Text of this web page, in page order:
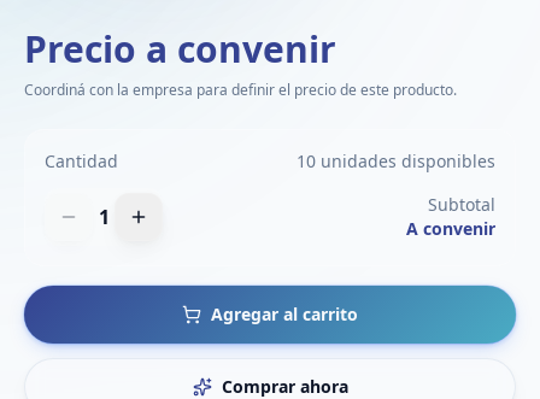
Precio a convenir
Coordiná con la empresa para definir el precio de este producto.
Cantidad 10 unidades disponibles
1
Subtotal
A convenir
Agregar al carrito
Comprar ahora